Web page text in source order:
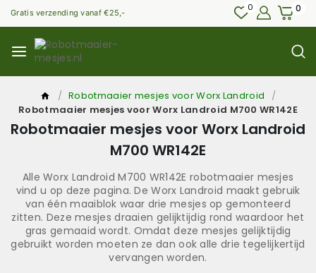
Gratis verzending vanaf €25,- 0 0
/ Robotmaaier mesjes voor Worx Landroid
/
Robotmaaier mesjes voor Worx Landroid M700 WR142E
Robotmaaier mesjes voor Worx Landroid
M700 WR142E
Alle Worx Landroid M700 WR142E robotmaaier mesjes
vind u op deze pagina. De Worx Landroid maakt gebruik
van één maaiblok waar drie mesjes op gemonteerd
zitten. Deze mesjes draaien gelijktijdig rond waardoor het
gras gemaaid wordt. Omdat deze mesjes gelijktijdig
gebruikt worden moeten ze dan ook alle drie tegelijkertijd
vervangen worden.